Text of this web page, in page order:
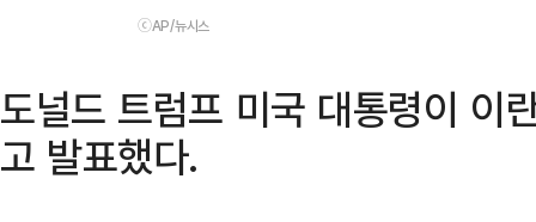
ⓒAP/뉴시스
도널드 트럼프 미국 대통령이 이
고 발표했다.